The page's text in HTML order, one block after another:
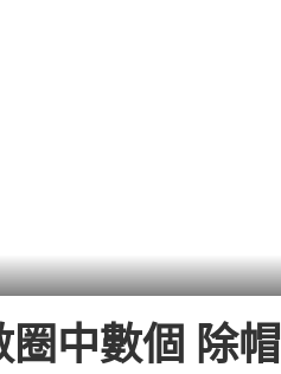
圈中數個 除帽